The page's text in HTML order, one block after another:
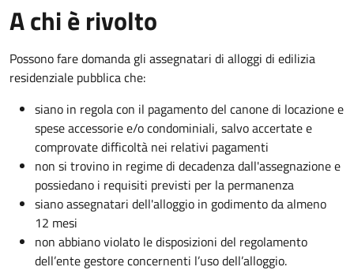
A chi è rivolto
Possono fare domanda gli assegnatari di alloggi di edilizia
residenziale pubblica che:
siano in regola con il pagamento del canone di locazione e
spese accessorie e/o condominiali, salvo accertate e
comprovate difficoltà nei relativi pagamenti
non si trovino in regime di decadenza dall'assegnazione e
possiedano i requisiti previsti per la permanenza
siano assegnatari dell'alloggio in godimento da almeno
12 mesi
non abbiano violato le disposizioni del regolamento
dell’ente gestore concernenti l’uso dell’alloggio.